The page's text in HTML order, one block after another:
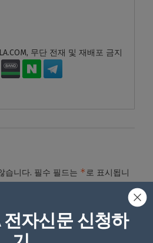
무단 전재 및 재배포 금지
습니다. 필수 필드는 *로 표시됩니
전자신문 신청하